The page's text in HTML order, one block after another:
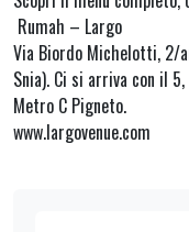
Rumah – Largo
Via Biordo Michelotti, 2/
Snia). Ci si arriva con il
Metro C Pigneto.
www.largovenue.com